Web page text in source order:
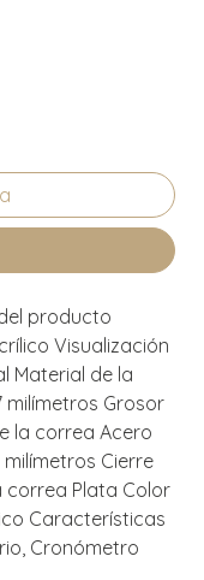
producto
Visualización
Material de la
milímetros Grosor
la correa Acero
Cierre
correa Plata Color
Características
Cronómetro